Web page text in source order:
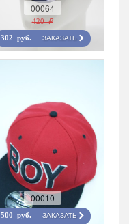
00064
420 r
302 руб. ЗАКАЗАТЬ
00010
500 руб. ЗАКАЗАТЬ